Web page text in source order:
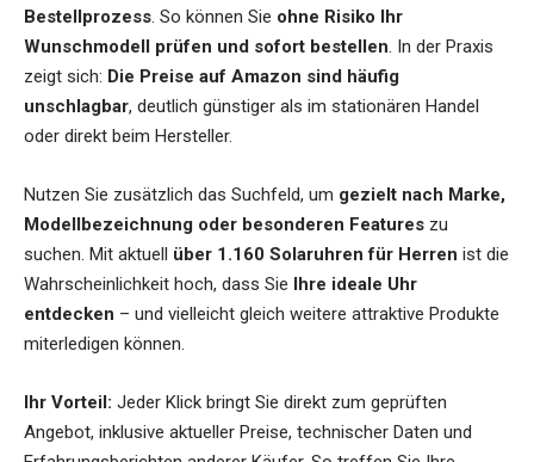
Bestellprozess. So können Sie ohne Risiko Ihr
Wunschmodell prüfen und sofort bestellen. In der Praxis
zeigt sich: Die Preise auf Amazon sind häufig
unschlagbar, deutlich günstiger als im stationären Handel
oder direkt beim Hersteller.
Nutzen Sie zusätzlich das Suchfeld, um gezielt nach Marke,
Modellbezeichnung oder besonderen Features zu
suchen. Mit aktuell über 1.160 Solaruhren für Herren ist die
Wahrscheinlichkeit hoch, dass Sie Ihre ideale Uhr
entdecken – und vielleicht gleich weitere attraktive Produkte
miterledigen können.
Ihr Vorteil: Jeder Klick bringt Sie direkt zum geprüften
Angebot, inklusive aktueller Preise, technischer Daten und